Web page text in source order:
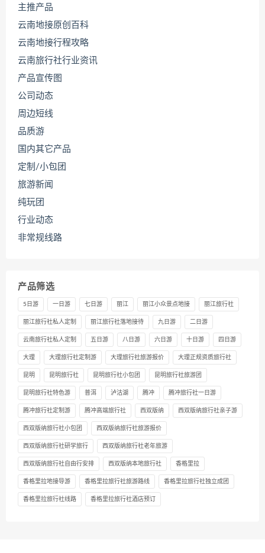
主推产品
云南地接原创百科
云南地接行程攻略
云南旅行社行业资讯
产品宣传图
公司动态
周边短线
品质游
国内其它产品
定制/小包团
旅游新闻
纯玩团
行业动态
非常规线路
产品筛选
5日游 一日游 七日游 丽江 丽江小众景点地接 丽江旅行社
丽江旅行社私人定制 丽江旅行社落地接待 九日游 二日游
云南旅行社私人定制 五日游 八日游 六日游 十日游 四日游
大理 大理旅行社定制游 大理旅行社旅游报价 大理正规资质旅行社
昆明 昆明旅行社 昆明旅行社小包团 昆明旅行社旅游团
昆明旅行社特色游 普洱 泸沽湖 腾冲 腾冲旅行社一日游
腾冲旅行社定制游 腾冲高端旅行社 西双版纳 西双版纳旅行社亲子游
西双版纳旅行社小包团 西双版纳旅行社旅游报价
西双版纳旅行社研学旅行 西双版纳旅行社老年旅游
西双版纳旅行社自由行安排 西双版纳本地旅行社 香格里拉
香格里拉地接导游 香格里拉旅行社旅游路线 香格里拉旅行社独立成团
香格里拉旅行社线路 香格里拉旅行社酒店预订